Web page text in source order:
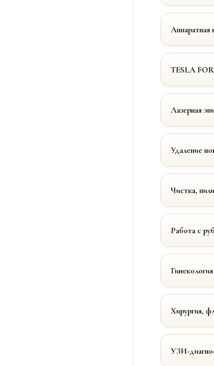
Аппаратная
TESLA
Лазерная
Удаление
Чистка,
Работа с
Хирургия,
УЗИ-